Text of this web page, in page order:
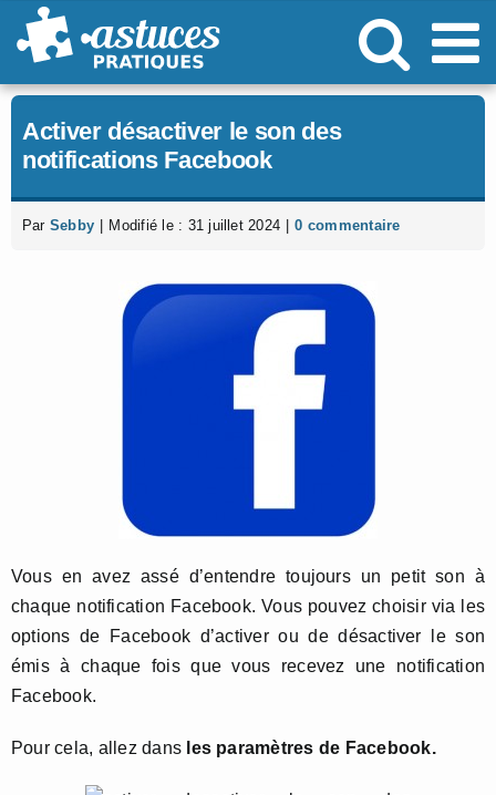
Passer
au
Activer désactiver le son des
notifications Facebook
Par Sebby Modifié le : 31 juillet 2024 0 commentaire
Vous en avez assé d’entendre toujours un petit son à
chaque notification Facebook. Vous pouvez choisir via les
options de Facebook d’activer ou de désactiver le son
émis à chaque fois que vous recevez une notification
Facebook.
Pour cela, allez dans les paramètres de Facebook.